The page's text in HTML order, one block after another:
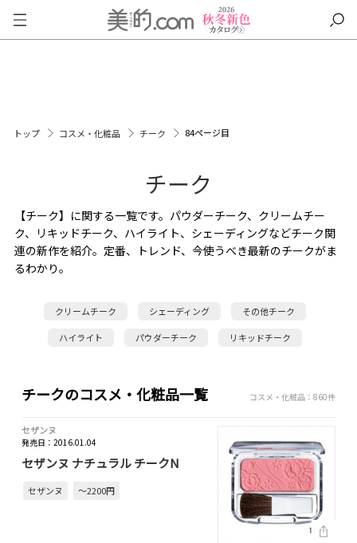
トップ コスメ・化粧品 チーク 84ページ目
チーク
【チーク】に関する一覧です。パウダーチーク、クリームチー
ク、リキッドチーク、ハイライト、シェーディングなどチーク関
連の新作を紹介。定番、トレンド、今使うべき最新のチークがま
るわかり。
クリームチーク シェーディング その他チーク
ハイライト パウダーチーク リキッドチーク
チークのコスメ・化粧品一覧 コスメ・化粧品：860件
セザンヌ
発売日：2016.01.04
セザンヌ ナチュラル チークN
セザンヌ ～2200円